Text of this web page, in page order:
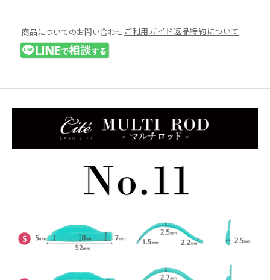
商品についてのお問い合わせ ご利用ガイド返品特約について